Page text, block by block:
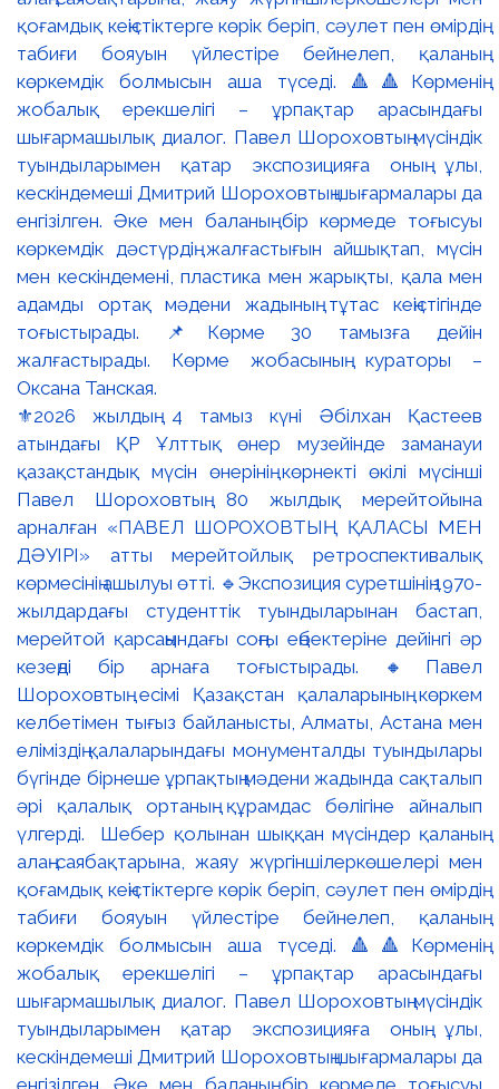
⚜️2026 жылдың 4 тамыз күні Әбілхан Қастеев
атындағы ҚР Ұлттық өнер музейінде заманауи
қазақстандық мүсін өнерінің көрнекті өкілі мүсінші
Павел Шороховтың 80 жылдық мерейтойына
арналған «ПАВЕЛ ШОРОХОВТЫҢ ҚАЛАСЫ МЕН
ДӘУІРІ» атты мерейтойлық ретроспективалық
көрмесінің ашылуы өтті. 🔹Экспозиция суретшінің 1970-
жылдардағы студенттік туындыларынан бастап,
мерейтой қарсаңындағы соңғы еңбектеріне дейінгі әр
кезеңді бір арнаға тоғыстырады. 🔸Павел
Шороховтың есімі Қазақстан қалаларының көркем
келбетімен тығыз байланысты, Алматы, Астана мен
еліміздің қалаларындағы монументалды туындылары
бүгінде бірнеше ұрпақтың мәдени жадында сақталып
әрі қалалық ортаның құрамдас бөлігіне айналып
үлгерді. Шебер қолынан шыққан мүсіндер қаланың
алаң-саябақтарына, жаяу жүргіншілеркөшелері мен
қоғамдық кеңістіктерге көрік беріп, сәулет пен өмірдің
табиғи бояуын үйлестіре бейнелеп, қаланың
көркемдік болмысын аша түседі. 🔺🔺Көрменің
жобалық ерекшелігі – ұрпақтар арасындағы
шығармашылық диалог. Павел Шороховтың мүсіндік
туындыларымен қатар экспозицияға оның ұлы,
кескіндемеші Дмитрий Шороховтың шығармалары да
енгізілген. Әке мен баланың бір көрмеде тоғысуы